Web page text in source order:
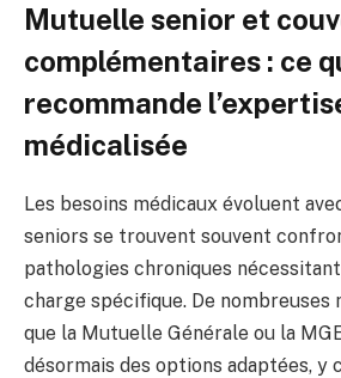
Mutuelle senior et
complémentaires : ce
recommande
médicalisée
Les besoins médicaux évoluent
seniors se trouvent souvent
pathologies chroniques
charge spécifique. De
que la Mutuelle Générale ou la
désormais des options adaptées, y